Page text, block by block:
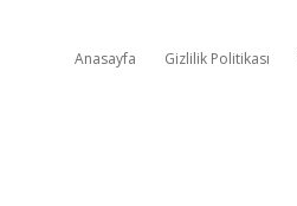
Anasayfa Gizlilik Politikası